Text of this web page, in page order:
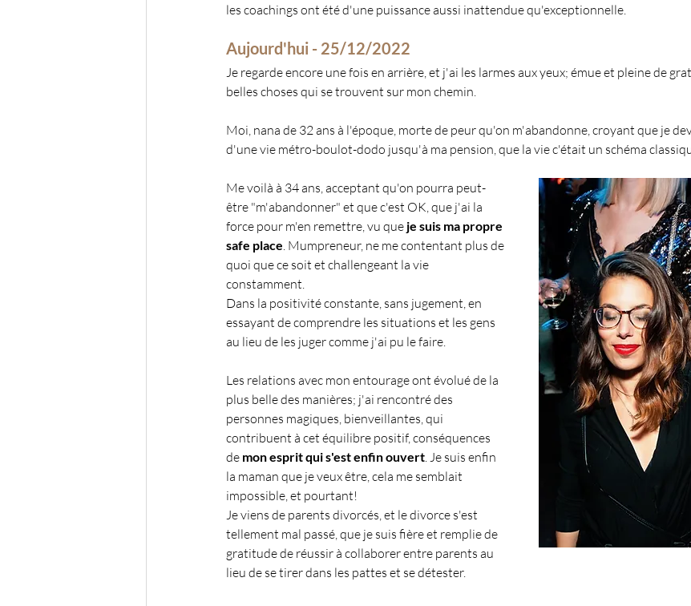
les coachings ont été d'une puissance aussi inattendue qu'exceptionnelle.
Aujourd'hui - 25/12/2022
Je regarde encore une fois en arrière, et j'ai les larmes aux yeux; émue et pleine de
belles choses qui se trouvent sur mon chemin.
Moi, nana de 32 ans à l'époque, morte de peur qu'on m'abandonne, croyant que je
d'une vie métro-boulot-dodo jusqu'à ma pension, que la vie c'était un schéma
Me voilà à 34 ans, acceptant qu'on pourra peut-
être "m'abandonner" et que c'est OK, que j'ai la
force pour m'en remettre, vu que je suis ma propre
safe place . Mumpreneur, ne me contentant plus de
quoi que ce soit et challengeant la vie
constamment.
Dans la positivité constante, sans jugement, en
essayant de comprendre les situations et les gens
au lieu de les juger comme j'ai pu le faire.
Les relations avec mon entourage ont évolué de la
plus belle des manières; j'ai rencontré des
personnes magiques, bienveillantes, qui
contribuent à cet équilibre positif, conséquences
de mon esprit qui s'est enfin ouvert . Je suis enfin
la maman que je veux être, cela me semblait
impossible, et pourtant!
Je viens de parents divorcés, et le divorce s'est
tellement mal passé, que je suis fière et remplie de
gratitude de réussir à collaborer entre parents au
lieu de se tirer dans les pattes et se détester.